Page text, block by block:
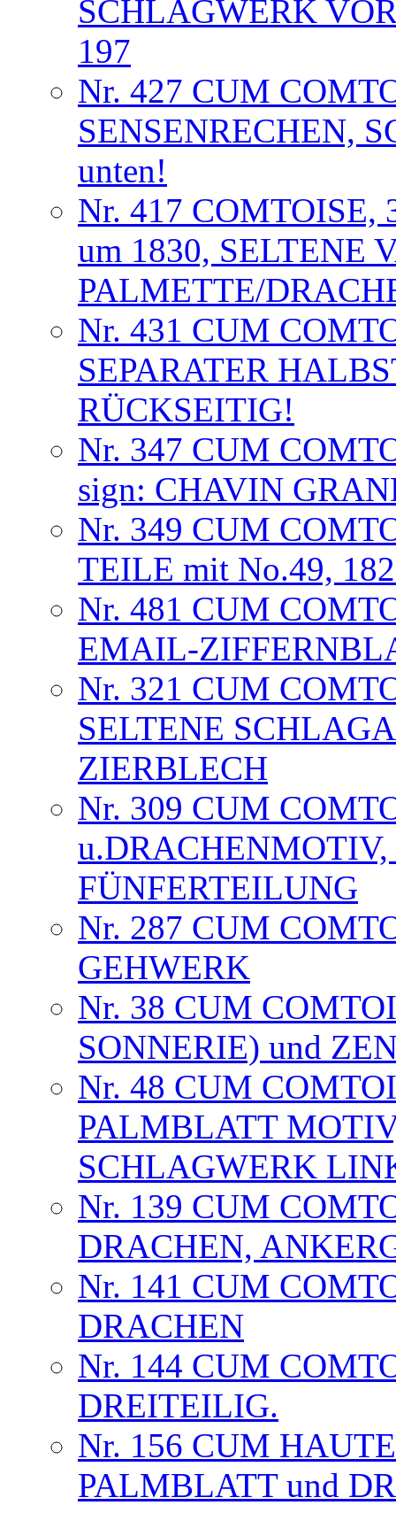
SCHLAGWERK
197
Nr. 427 CUM
SENSENRECHEN,
unten!
Nr. 417 COMTOISE,
um 1830, SELTENE
PALMETTE/
Nr. 431 CUM
SEPARATER
RÜCKSEITIG!
Nr. 347 CUM
sign: CHAVIN
Nr. 349 CUM
TEILE mit No.49,
Nr. 481 CUM
EMAIL-
Nr. 321 CUM
SELTENE
ZIERBLECH
Nr. 309 CUM
FÜNFERTEILUNG
Nr. 287 CUM
GEHWERK
Nr. 38 CUM
SONNERIE) und
Nr. 48 CUM
PALMBLATT
SCHLAGWERK
Nr. 139 CUM
DRACHEN,
Nr. 141 CUM
DRACHEN
Nr. 144 CUM
DREITEILIG.
Nr. 156 CUM
PALMBLATT und